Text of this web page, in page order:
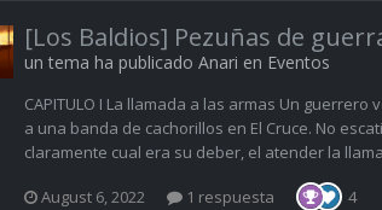
[Los Baldios] Pezuñas de
un tema ha publicado Anari en Eventos
CAPITULO I La llamada a las armas Un
a una banda de cachorillos en El Cruce. No
claramente cual era su deber, el atender la
August 6, 2022 1 respuesta 4